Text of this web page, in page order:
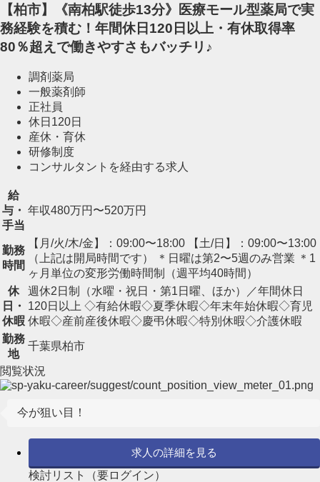
【柏市】《南柏駅徒歩13分》医療モール型薬局で実
務経験を積む！年間休日120日以上・有休取得率
80％超えで働きやすさもバッチリ♪
調剤薬局
一般薬剤師
正社員
休日120日
産休・育休
研修制度
コンサルタントを経由する求人
給
与・
手当
年収480万円〜520万円
勤務
時間
【月/火/木/金】：09:00〜18:00 【土/日】：09:00〜13:00
（上記は開局時間です） ＊日曜は第2〜5週のみ営業 ＊1
ヶ月単位の変形労働時間制（週平均40時間）
休
日・
休暇
週休2日制（水曜・祝日・第1日曜、ほか）／年間休日
120日以上 ◇有給休暇◇夏季休暇◇年末年始休暇◇育児
休暇◇産前産後休暇◇慶弔休暇◇特別休暇◇介護休暇
勤務
地
千葉県柏市
閲覧状況
今が狙い目！
求人の詳細を見る
検討リスト（要ログイン）